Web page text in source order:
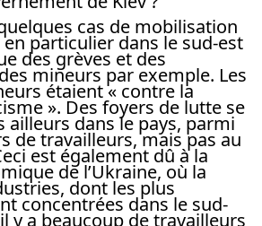
cas de mobilisation
particulier dans le sud-est
des grèves et des
mineurs par exemple. Les
étaient « contre la
». Des foyers de lutte se
ailleurs dans le pays, parmi
de travailleurs, mais pas au
est également dû à la
de l’Ukraine, où la
dont les plus
concentrées dans le sud-
y a beaucoup de travailleurs